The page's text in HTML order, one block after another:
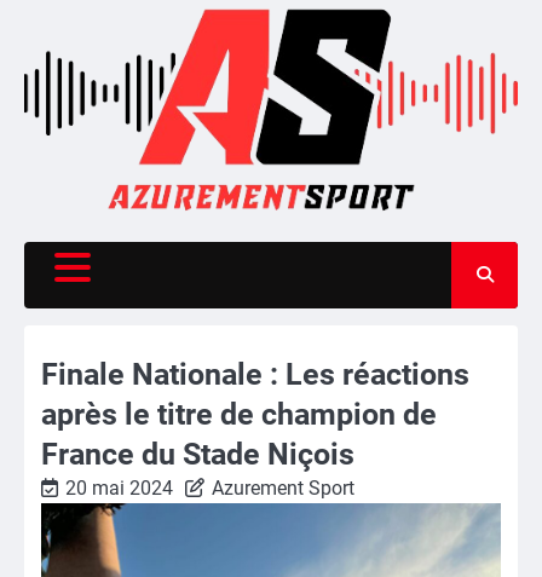
content
Finale Nationale : Les réactions
après le titre de champion de
France du Stade Niçois
20 mai 2024 Azurement Sport